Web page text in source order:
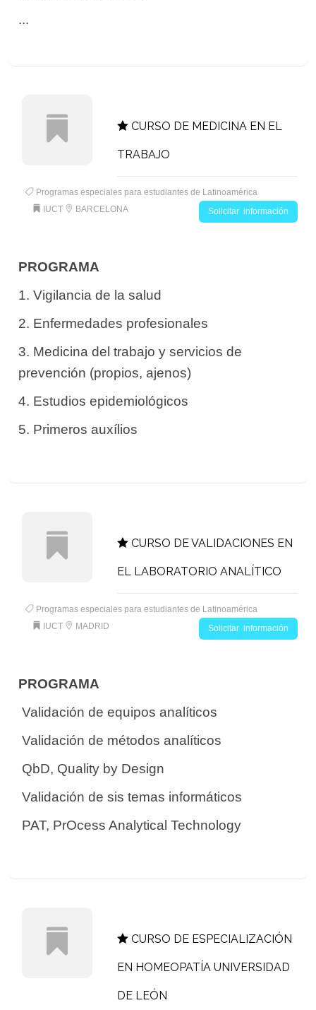
...
CURSO DE MEDICINA EN EL
TRABAJO
Programas especiales para estudiantes de Latinoamérica
IUCT
BARCELONA Solicitar información
PROGRAMA
1. Vigilancia de la salud
2. Enfermedades profesionales
3. Medicina del trabajo y servicios de
prevención (propios, ajenos)
4. Estudios epidemiológicos
5. Primeros auxílios
CURSO DE VALIDACIONES EN
EL LABORATORIO ANALÍTICO
Programas especiales para estudiantes de Latinoamérica
IUCT
MADRID Solicitar información
PROGRAMA
 Validación de equipos analíticos
 Validación de métodos analíticos
 QbD, Quality by Design
 Validación de sis temas informáticos
 PAT, PrOcess Analytical Technology
CURSO DE ESPECIALIZACIÓN
EN HOMEOPATÍA UNIVERSIDAD
DE LEÓN